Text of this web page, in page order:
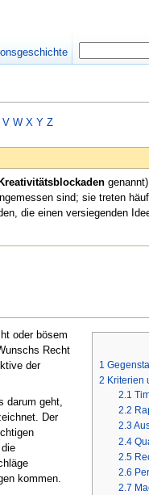
V W X Y Z
sind; sie treten
die einen versiegenden
1
2 Kriterien
2.1
2.2
2.3
2.4
2.5
2.6
2.7
oder bösem
Recht
der
darum geht,
Der
kommen.